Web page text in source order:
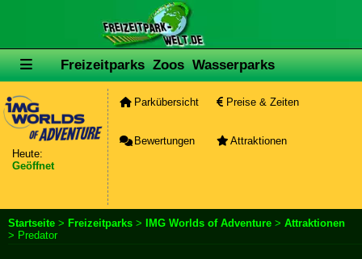
Freizeitparks Zoos Wasserparks
Heute:
Geöffnet
Parkübersicht Preise & Zeiten
Bewertungen Attraktionen
Startseite > Freizeitparks > IMG Worlds of Adventure > Attraktionen
> Predator